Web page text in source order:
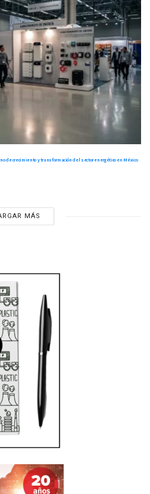
de crecimiento y transformación del sector energético en México
MÁS